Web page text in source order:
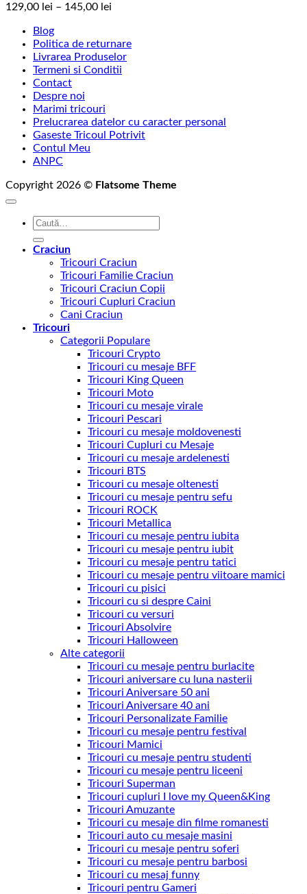
129,00 lei – 145,00 lei
129,00 lei
până
la
Blog
Politica de returnare
Livrarea Produselor
Termeni si Conditii
Contact
Despre noi
Marimi tricouri
Prelucrarea datelor cu caracter personal
Gaseste Tricoul Potrivit
Contul Meu
ANPC
Copyright 2026 © Flatsome Theme
Caută
Craciun
Tricouri Craciun
Tricouri Familie Craciun
Tricouri Craciun Copii
Tricouri Cupluri Craciun
Cani Craciun
Tricouri
Categorii Populare
Tricouri Crypto
Tricouri cu mesaje BFF
Tricouri King Queen
Tricouri Moto
Tricouri cu mesaje virale
Tricouri Pescari
Tricouri cu mesaje moldovenesti
Tricouri Cupluri cu Mesaje
Tricouri cu mesaje ardelenesti
Tricouri BTS
Tricouri cu mesaje oltenesti
Tricouri cu mesaje pentru sefu
Tricouri ROCK
Tricouri Metallica
Tricouri cu mesaje pentru iubita
Tricouri cu mesaje pentru iubit
Tricouri cu mesaje pentru tatici
Tricouri cu mesaje pentru viitoare mamici
Tricouri cu pisici
Tricouri cu si despre Caini
Tricouri cu versuri
Tricouri Absolvire
Tricouri Halloween
Alte categorii
Tricouri cu mesaje pentru burlacite
Tricouri aniversare cu luna nasterii
Tricouri Aniversare 50 ani
Tricouri Aniversare 40 ani
Tricouri Personalizate Familie
Tricouri cu mesaje pentru festival
Tricouri Mamici
Tricouri cu mesaje pentru studenti
Tricouri cu mesaje pentru liceeni
Tricouri Superman
Tricouri cupluri I love my Queen&King
Tricouri Amuzante
Tricouri cu mesaje din filme romanesti
Tricouri auto cu mesaje masini
Tricouri cu mesaje pentru soferi
Tricouri cu mesaje pentru barbosi
Tricouri cu mesaj funny
Tricouri pentru Gameri